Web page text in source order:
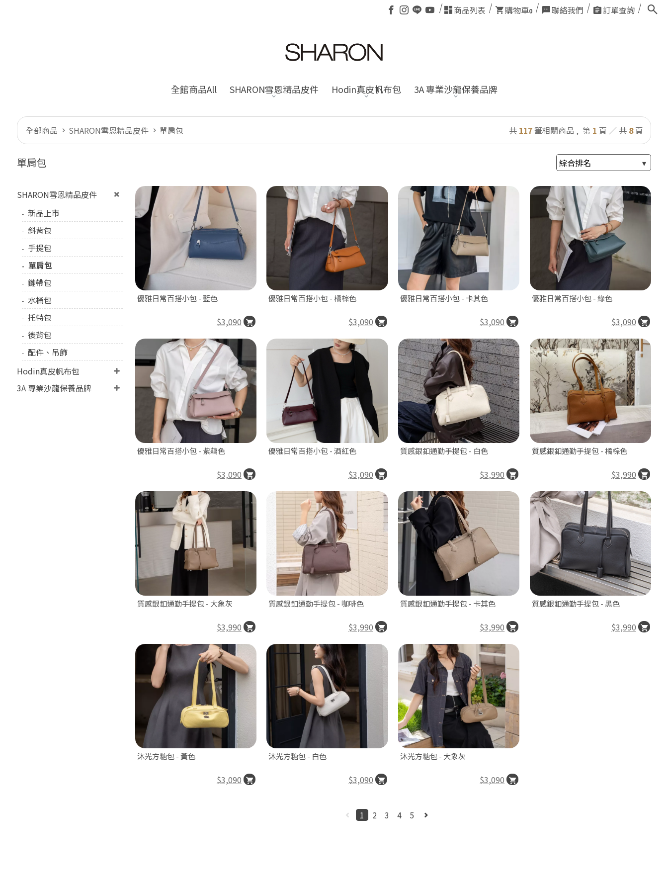
商品列表 購物車0 聯絡我們 訂單查詢
全館商品All SHARON雪恩精品皮件 Hodin真皮帆布包 3A 專業沙龍保養品牌
全部商品 SHARON雪恩精品皮件 單肩包 共 117筆相關商品 , 第 1 頁 ／ 共 8頁
單肩包
SHARON雪恩精品皮件
新品上市
斜背包
手提包
單肩包
鏈帶包
水桶包
托特包
後背包
配件、吊飾
Hodin真皮帆布包
3A 專業沙龍保養品牌
優雅日常百搭小包 - 藍色
$3,090
優雅日常百搭小包 - 橘棕色
$3,090
優雅日常百搭小包 - 卡其色
$3,090
優雅日常百搭小包 - 綠色
$3,090
優雅日常百搭小包 - 紫藕色
$3,090
優雅日常百搭小包 - 酒紅色
$3,090
質感銀釦通勤手提包 - 白色
$3,990
質感銀釦通勤手提包 - 橘棕色
$3,990
質感銀釦通勤手提包 - 大象灰
$3,990
質感銀釦通勤手提包 - 咖啡色
$3,990
質感銀釦通勤手提包 - 卡其色
$3,990
質感銀釦通勤手提包 - 黑色
$3,990
沐光方糖包 - 黃色
$3,090
沐光方糖包 - 白色
$3,090
沐光方糖包 - 大象灰
$3,090
1 2 3 4 5